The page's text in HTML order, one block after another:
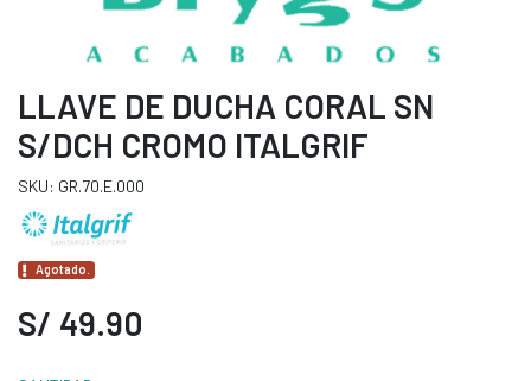
LLAVE DE DUCHA CORAL SN
S/DCH CROMO ITALGRIF
SKU: GR.70.E.000
Agotado.
S/ 49.90